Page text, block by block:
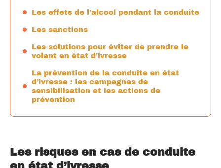
Les effets de l’alcool pendant la conduite
Les sanctions
Les solutions pour éviter de prendre le
volant en état d’ivresse
La prévention de la conduite en état
d’ivresse : les campagnes de
sensibilisation et les actions de
prévention
Les risques en cas de conduite